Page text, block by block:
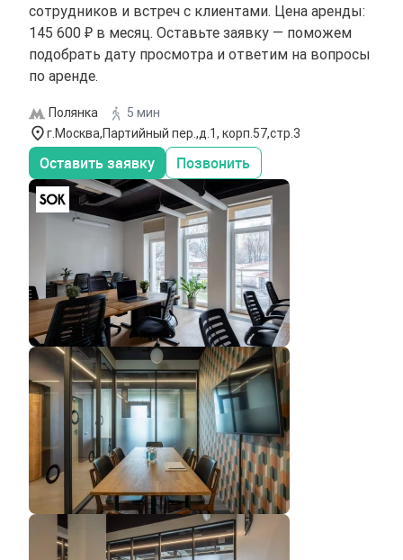
сотрудников и встреч с клиентами. Цена аренды:
145 600 ₽ в месяц. Оставьте заявку — поможем
подобрать дату просмотра и ответим на вопросы
по аренде.
Полянка
5 мин
г.Москва,Партийный пер.,д.1, корп.57,стр.3
Оставить заявку Позвонить